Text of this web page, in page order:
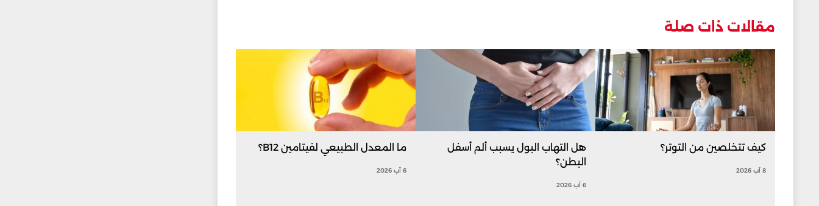
مقالات ذات صلة
كيف تتخلصين من التوتر؟
8 آب 2026
هل التهاب البول يسبب ألم أسفل
البطن؟
6 آب 2026
ما المعدل الطبيعي لفيتامين B12؟
6 آب 2026